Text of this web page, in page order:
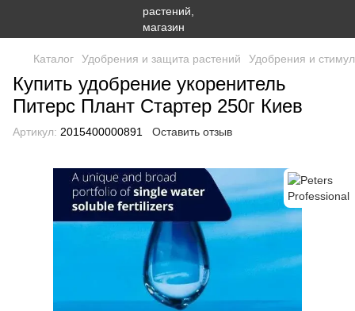
Каталог Удобрения и защита растений Удобрения и
Купить удобрение укоренитель
Питерс Плант Стартер 250г Киев
Артикул: 2015400000891 Оставить отзыв